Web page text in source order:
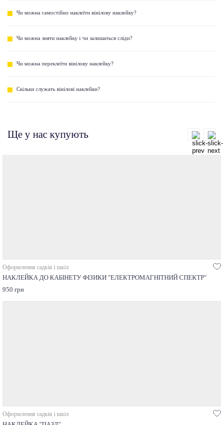
Чи можна самостійно наклеїти вінілову наклейку?
Чи можна зняти наклейку і чи залишаться сліди?
Чи можна переклеїти вінілову наклейку?
Скільки служать вінілові наклейки?
Ще у нас купують
Оформлення садків і шкіл
НАКЛЕЙКА ДО КАБІНЕТУ ФІЗИКИ "ЕЛЕКТРОМАГНІТНИЙ СПЕКТР"
950 грн
Оформлення садків і шкіл